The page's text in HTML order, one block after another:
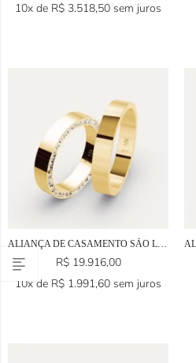
10x de R$ 3.518,50 sem juros
ALIANÇA DE CASAMENTO SÃO LUÍS EM OURO 18K
R$19.916,00
10x de R$ 1.991,60 sem juros